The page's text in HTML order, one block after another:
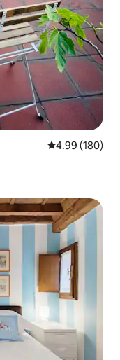
レビュー180
4.99 (180)